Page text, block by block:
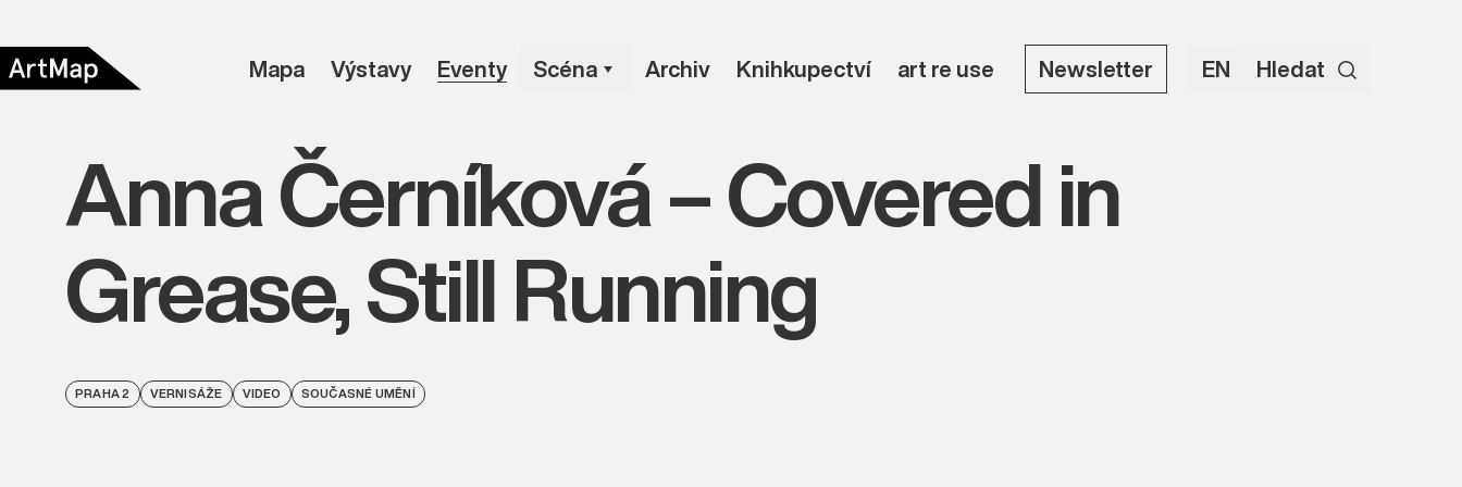
Mapa Výstavy Eventy Scéna Archiv Knihkupectví art re use Newsletter EN Hledat
Anna Černíková – Covered in
Grease, Still Running
PRAHA 2 VERNISÁŽE VIDEO SOUČASNÉ UMĚNÍ